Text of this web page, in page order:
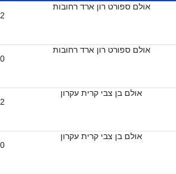
אולם ספורט רון ארד רחובות
אולם ספורט רון ארד רחובות
אולם בן צבי קרית עקרון
אולם בן צבי קרית עקרון